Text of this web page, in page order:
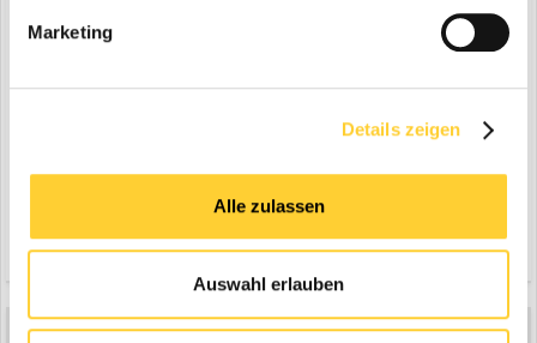
Marketing
Details zeigen
Alle zulassen
Auswahl erlauben
Zitieren